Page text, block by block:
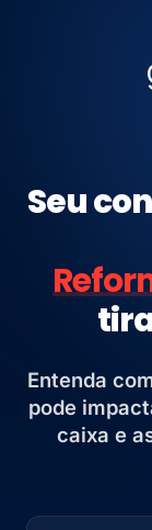
Seu
Entenda
pode
caixa e